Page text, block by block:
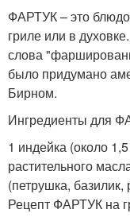
ФАРТУК – это блюдо
гриле или в
слова
было придумано
Бирном.
Ингредиенты для
1 индейка (около
растительного
(петрушка,
Рецепт ФАРТУК на